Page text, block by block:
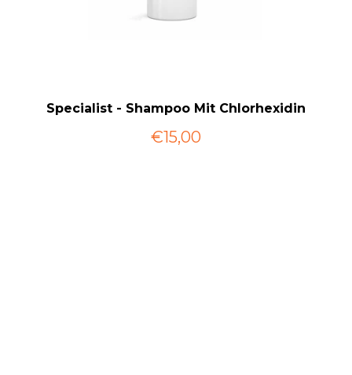
Specialist - Shampoo Mit Chlorhexidin
€15,00